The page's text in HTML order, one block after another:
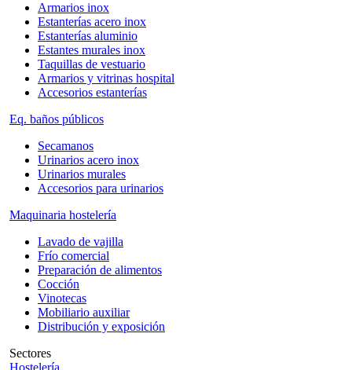
Armarios inox
Estanterías acero inox
Estanterías aluminio
Estantes murales inox
Taquillas de vestuario
Armarios y vitrinas hospital
Accesorios estanterías
Eq. baños públicos
Secamanos
Urinarios acero inox
Urinarios murales
Accesorios para urinarios
Maquinaria hostelería
Lavado de vajilla
Frío comercial
Preparación de alimentos
Cocción
Vinotecas
Mobiliario auxiliar
Distribución y exposición
Sectores
Hostelería